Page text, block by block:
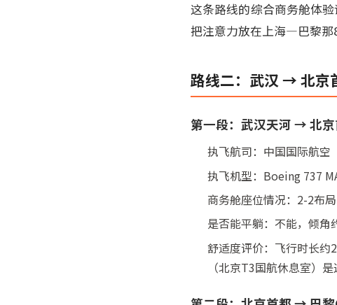
这条路线的综合商务舱
把注意力放在上海—巴黎那
路线二：武汉 → 北京
第一段：武汉天河 → 北京
执飞航司：中国国际航空
执飞机型：Boeing 737
商务舱座位情况：2-2布
是否能平躺：不能，倾角
舒适度评价：飞行时长约
（北京T3国航休息室）